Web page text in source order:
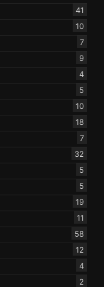
41
10
7
9
4
5
10
18
7
32
5
5
19
11
58
12
4
2